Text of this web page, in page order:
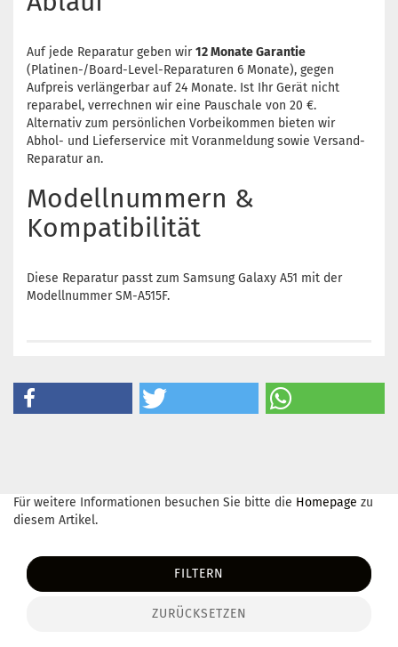
Auf jede Reparatur geben wir12 Monate Garantie
(Platinen-/Board-Level-Reparaturen 6 Monate), gegen
Aufpreis verlängerbar auf 24 Monate. Ist Ihr Gerät nicht
reparabel, verrechnen wir eine Pauschale von 20 €.
Alternativ zum persönlichen Vorbeikommen bieten wir
Abhol- und Lieferservice mit Voranmeldung sowie Versand-
Reparatur an.
Modellnummern &
Kompatibilität
Diese Reparatur passt zum Samsung Galaxy A51 mit der
Modellnummer SM-A515F.
Für weitere Informationen besuchen Sie bitte die Homepage zu
diesem Artikel.
FILTERN
ZURÜCKSETZEN